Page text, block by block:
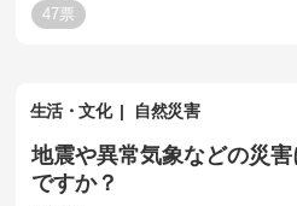
47
生活・文化 自然災害
地震や異常気象などの災
ですか？